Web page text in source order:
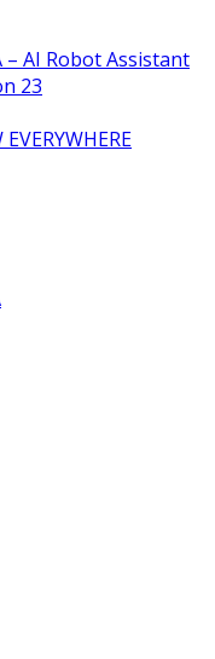
AI Robot Assistant
23